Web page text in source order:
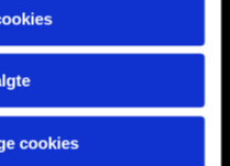
cookies